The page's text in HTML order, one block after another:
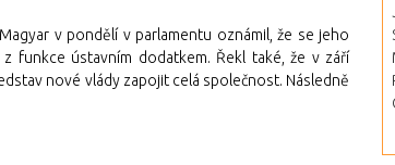
v pondělí v parlamentu oznámil, že se jeho
funkce ústavním dodatkem. Řekl také, že v září
nové vlády zapojit celá společnost. Následně